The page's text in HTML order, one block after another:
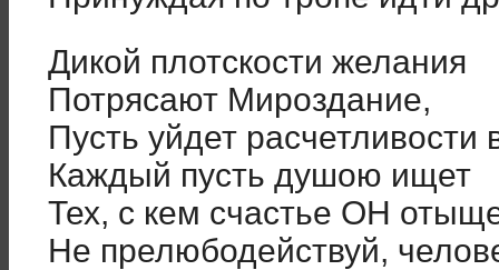
Дикой плотскости желания
Потрясают Мироздание,
Пусть уйдет расчетливости
Каждый пусть душою ищет
Тех, с кем счастье ОН
Не прелюбодействуй,